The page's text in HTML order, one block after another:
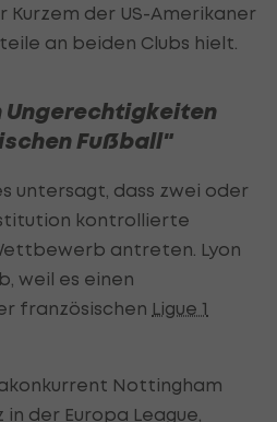
Kurzem der US-Amerikaner
an beiden Clubs hielt.
Ungerechtigkeiten
Fußball"
untersagt, dass zwei oder
kontrollierte
antreten. Lyon
weil es einen
französischen Ligue 1
Nottingham
der Europa League,